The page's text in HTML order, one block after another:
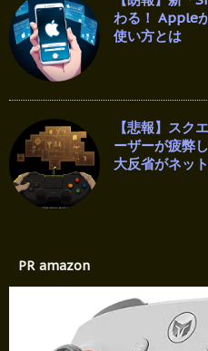
わる！ Apple
使い方とは
【悲報】スク
ーザーが疲弊
大反省がネッ
PR amazon